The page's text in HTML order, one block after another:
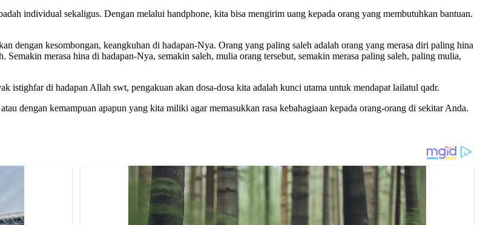
individual sekaligus. Dengan melalui handphone, kita bisa mengirim uang kepada orang yang membutuhkan bantuan.
dengan kesombongan, keangkuhan di hadapan-Nya. Orang yang paling saleh adalah orang yang merasa diri paling hina
merasa hina di hadapan-Nya, semakin saleh, mulia orang tersebut, semakin merasa paling saleh, paling mulia,
istighfar di hadapan Allah swt, pengakuan akan dosa-dosa kita adalah kunci utama untuk mendapat lailatul qadr.
dengan kemampuan apapun yang kita miliki agar memasukkan rasa kebahagiaan kepada orang-orang di sekitar Anda.